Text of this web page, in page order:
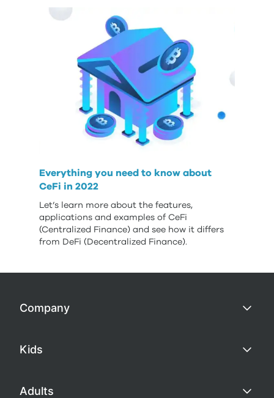
Everything you need to know about
CeFi in 2022
Let’s learn more about the features,
applications and examples of CeFi
(Centralized Finance) and see how it differs
from DeFi (Decentralized Finance).
Company
Kids
Adults